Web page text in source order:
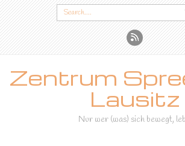
Search
for:
Zentrum
Lausitz
Nur wer (was) sich bewegt,